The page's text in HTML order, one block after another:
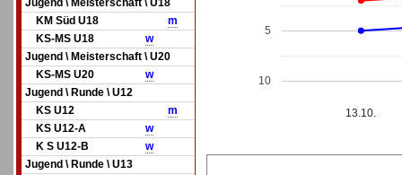
Jugend \ Meisterschaft \ U18
KM Süd U18
m
KS-MS U18
w
Jugend \ Meisterschaft \ U20
KS-MS U20
w
Jugend \ Runde \ U12
KS U12
m
KS U12-A
w
K S U12-B
w
Jugend \ Runde \ U13
13.10.
5
10